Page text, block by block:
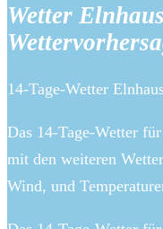
Wetter
14-Tage-Wetter
Das 14-Tage-Wetter
mit den weiteren
Wind, und